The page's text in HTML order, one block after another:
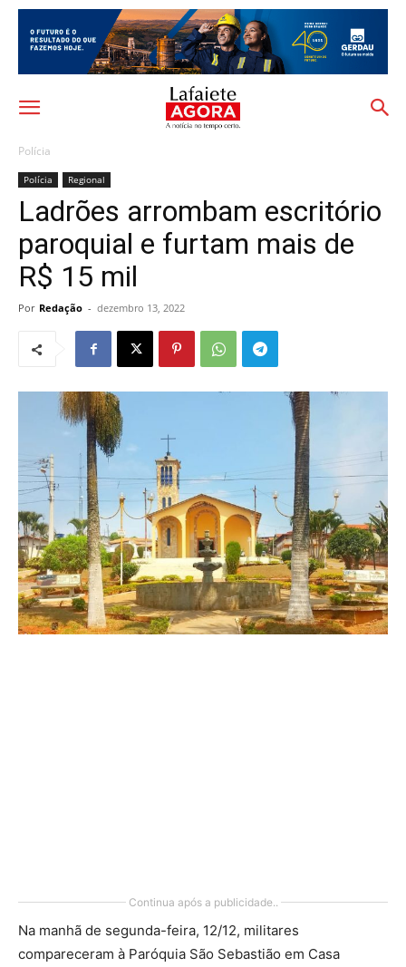
Polícia
Polícia Regional
Ladrões arrombam escritório
paroquial e furtam mais de
R$ 15 mil
Por Redação - dezembro 13, 2022
Continua após a publicidade..
Na manhã de segunda-feira, 12/12, militares
compareceram à Paróquia São Sebastião em Casa